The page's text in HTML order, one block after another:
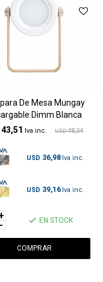
De Mesa Mungay
Dimm Blanca
43,51 USD 48,34
USD 36,98
USD 39,16
- EN STOCK